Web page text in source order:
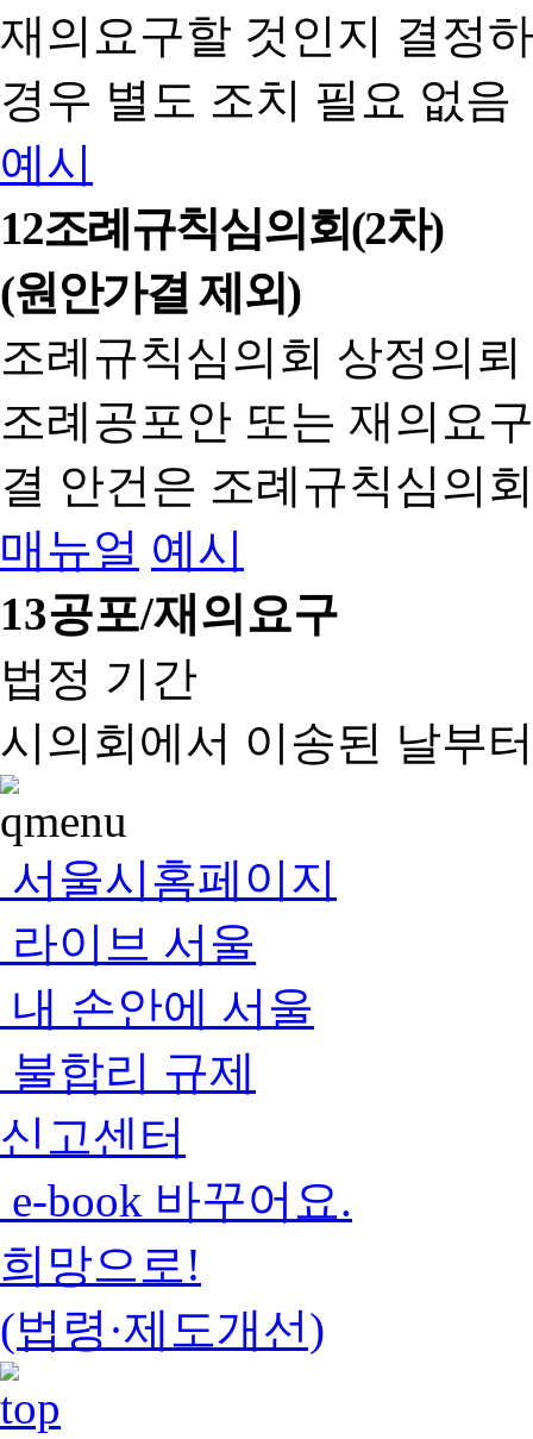
재의요구할 것인지 결정
경우 별도 조치 필요 없음
예시
12조례규칙심의회(2차)
(원안가결 제외)
조례규칙심의회 상정의
조례공포안 또는 재의요
결 안건은 조례규칙심의
매뉴얼 예시
13공포/재의요구
법정 기간
시의회에서 이송된 날부
서울시홈페이지
라이브 서울
내 손안에 서울
불합리 규제
신고센터
e-book 바꾸어요.
희망으로!
(법령·제도개선)